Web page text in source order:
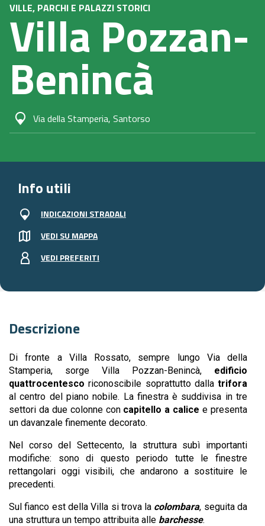
VILLE, PARCHI E PALAZZI STORICI
Villa Pozzan-
Benincà
Via della Stamperia, Santorso
Descrizione
Di fronte a Villa Rossato, sempre lungo Via della
Stamperia, sorge Villa Pozzan-Benincà, edificio
quattrocentesco riconoscibile soprattutto dalla trifora
al centro del piano nobile. La finestra è suddivisa in tre
settori da due colonne con capitello a calice e presenta
un davanzale finemente decorato.
Nel corso del Settecento, la struttura subì importanti
modifiche: sono di questo periodo tutte le finestre
rettangolari oggi visibili, che andarono a sostituire le
precedenti.
Sul fianco est della Villa si trova la colombara, seguita da
una struttura un tempo attribuita alle barchesse.
Info utili
INDICAZIONI STRADALI
VEDI SU MAPPA
VEDI PREFERITI